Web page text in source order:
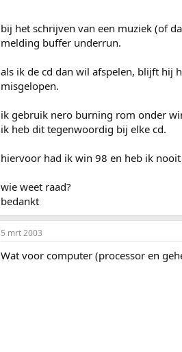
bij het schrijven van een muziek (of
melding buffer underrun.
als ik de cd dan wil afspelen, blijft hij
misgelopen.
ik gebruik nero burning rom onder
ik heb dit tegenwoordig bij elke cd.
hiervoor had ik win 98 en heb ik
wie weet raad?
bedankt
5 mrt 2003
Wat voor computer (processor en